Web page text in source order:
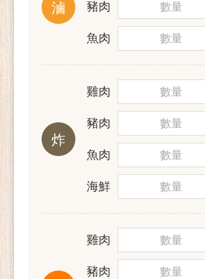
滷 豬肉
魚肉
炸
雞肉
豬肉
魚肉
海鮮
雞肉
豬肉